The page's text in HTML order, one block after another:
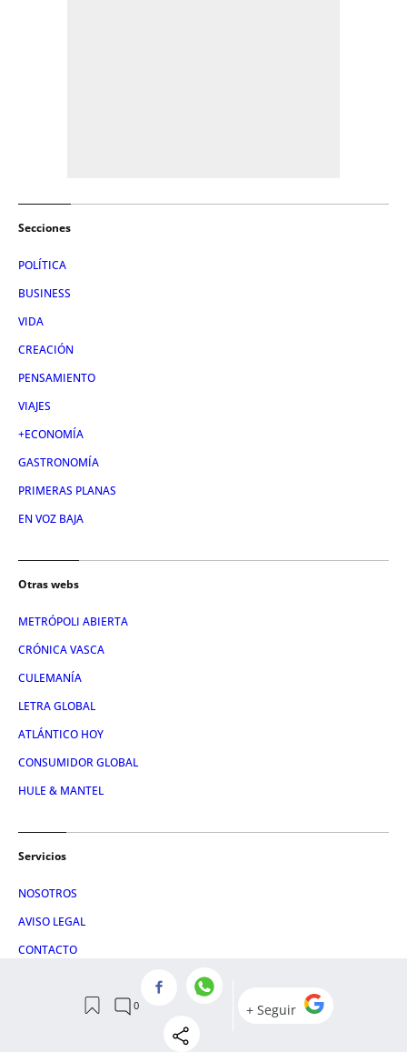
Secciones
POLÍTICA
BUSINESS
VIDA
CREACIÓN
PENSAMIENTO
VIAJES
+ECONOMÍA
GASTRONOMÍA
PRIMERAS PLANAS
EN VOZ BAJA
Otras webs
METRÓPOLI ABIERTA
CRÓNICA VASCA
CULEMANÍA
LETRA GLOBAL
ATLÁNTICO HOY
CONSUMIDOR GLOBAL
HULE & MANTEL
Servicios
NOSOTROS
AVISO LEGAL
CONTACTO
POLÍTICA DE PRIVACIDAD